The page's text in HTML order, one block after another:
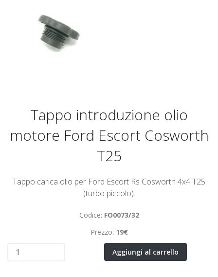
Tappo introduzione olio
motore Ford Escort Cosworth
T25
Tappo carica olio per Ford Escort Rs Cosworth 4x4 T25
(turbo piccolo).
Codice: FO0073/32
Prezzo: 19€
Aggiungi al carrello